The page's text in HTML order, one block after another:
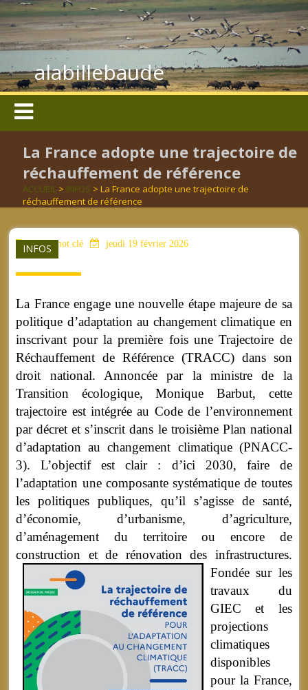
alabillebaude
La France adopte une trajectoire de
réchauffement de référence
ACCUEIL > INFOS > La France adopte une trajectoire de
réchauffement de référence
INFOS
aucun mot clé jeudi 19 février 2026
La France engage une nouvelle étape majeure de sa
politique d’adaptation au changement climatique en
inscrivant pour la première fois une Trajectoire de
Réchauffement de Référence (TRACC) dans son
droit national. Annoncée par la ministre de la
Transition écologique, Monique Barbut, cette
trajectoire est intégrée au Code de l’environnement
par décret et s’inscrit dans le troisième Plan national
d’adaptation au changement climatique (PNACC-
3). L’objectif est clair : d’ici 2030, faire de
l’adaptation une composante systématique de toutes
les politiques publiques, qu’il s’agisse de santé,
d’économie, d’urbanisme, d’agriculture,
d’aménagement du territoire ou encore de
construction et de rénovation des infrastructures.
Fondée sur les
travaux du
GIEC et les
projections
climatiques
disponibles
pour la France,